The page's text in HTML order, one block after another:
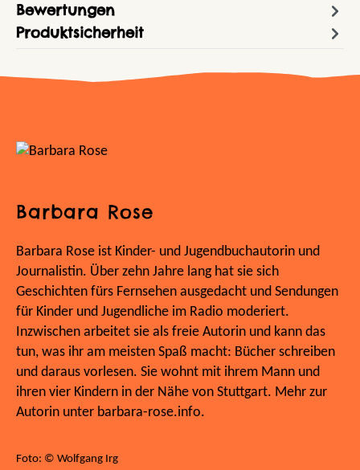
Bewertungen
Produktsicherheit
Barbara Rose
Barbara Rose ist Kinder- und Jugendbuchautorin und
Journalistin. Über zehn Jahre lang hat sie sich
Geschichten fürs Fernsehen ausgedacht und Sendungen
für Kinder und Jugendliche im Radio moderiert.
Inzwischen arbeitet sie als freie Autorin und kann das
tun, was ihr am meisten Spaß macht: Bücher schreiben
und daraus vorlesen. Sie wohnt mit ihrem Mann und
ihren vier Kindern in der Nähe von Stuttgart. Mehr zur
Autorin unter barbara-rose.info.
Foto: © Wolfgang Irg